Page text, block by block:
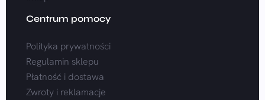
Centrum pomocy
Polityka prywatności
Regulamin sklepu
Płatność i dostawa
Zwroty i reklamacje